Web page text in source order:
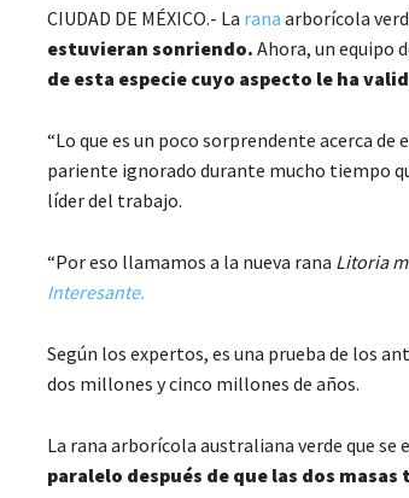
CIUDAD DE MÉXICO.- La rana arborícola
estuvieran sonriendo. Ahora, un equipo
de esta especie cuyo aspecto le ha
“Lo que es un poco sorprendente acerca
pariente ignorado durante mucho tiempo
líder del trabajo.
“Por eso llamamos a la nueva rana Litoria
Interesante.
Según los expertos, es una prueba de los
dos millones y cinco millones de años.
La rana arborícola australiana verde que
paralelo después de que las dos